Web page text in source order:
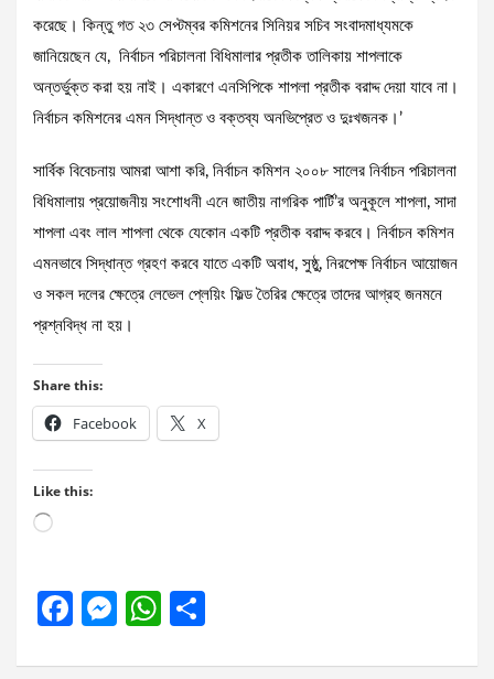
করেছে। কিন্তু গত ২৩ সেপ্টম্বর কমিশনের সিনিয়র সচিব সংবাদমাধ্যমকে
জানিয়েছেন যে, নির্বাচন পরিচালনা বিধিমালার প্রতীক তালিকায় শাপলাকে
অন্তর্ভুক্ত করা হয় নাই। একারণে এনসিপিকে শাপলা প্রতীক বরাদ্দ দেয়া যাবে না।
নির্বাচন কমিশনের এমন সিদ্ধান্ত ও বক্তব্য অনভিপ্রেত ও দুঃখজনক।’
সার্বিক বিবেচনায় আমরা আশা করি, নির্বাচন কমিশন ২০০৮ সালের নির্বাচন পরিচালনা
বিধিমালায় প্রয়োজনীয় সংশোধনী এনে জাতীয় নাগরিক পার্টি’র অনুকূলে শাপলা, সাদা
শাপলা এবং লাল শাপলা থেকে যেকোন একটি প্রতীক বরাদ্দ করবে। নির্বাচন কমিশন
এমনভাবে সিদ্ধান্ত গ্রহণ করবে যাতে একটি অবাধ, সুষ্ঠু, নিরপেক্ষ নির্বাচন আয়োজন
ও সকল দলের ক্ষেত্রে লেভেল প্লেয়িং ফিল্ড তৈরির ক্ষেত্রে তাদের আগ্রহ জনমনে
প্রশ্নবিদ্ধ না হয়।
Share this:
Facebook X
Like this:
Loading…
F
M W